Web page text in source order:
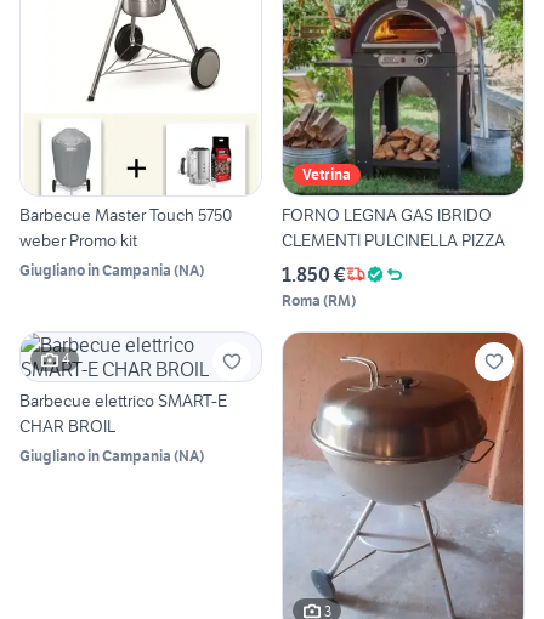
Barbecue Master Touch 5750
weber Promo kit
Giugliano in Campania (NA)
Vetrina
FORNO LEGNA GAS IBRIDO
CLEMENTI PULCINELLA PIZZA
1.850 €
Roma (RM)
4
Barbecue elettrico SMART-E
CHAR BROIL
Giugliano in Campania (NA)
3